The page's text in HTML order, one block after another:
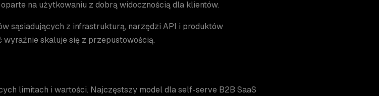
na użytkowaniu z dobrą widocznością dla klientów.
sąsiadujących z infrastrukturą, narzędzi API i produktów
wyraźnie skaluje się z przepustowością.
limitach i wartości. Najczęstszy model dla self-serve B2B SaaS